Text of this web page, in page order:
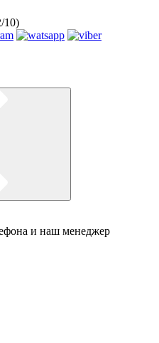
10)
и наш менеджер